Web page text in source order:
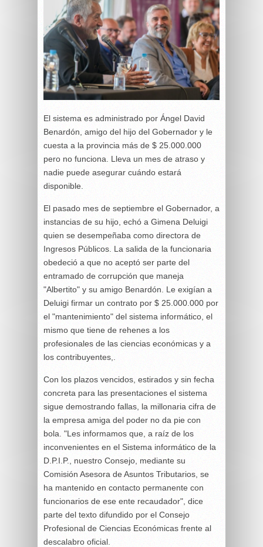
El sistema es administrado por Ángel David
Benardón, amigo del hijo del Gobernador y le
cuesta a la provincia más de $ 25.000.000
pero no funciona. Lleva un mes de atraso y
nadie puede asegurar cuándo estará
disponible.
El pasado mes de septiembre el Gobernador, a
instancias de su hijo, echó a Gimena Deluigi
quien se desempeñaba como directora de
Ingresos Públicos. La salida de la funcionaria
obedeció a que no aceptó ser parte del
entramado de corrupción que maneja
"Albertito" y su amigo Benardón. Le exigían a
Deluigi firmar un contrato por $ 25.000.000 por
el "mantenimiento" del sistema informático, el
mismo que tiene de rehenes a los
profesionales de las ciencias económicas y a
los contribuyentes,.
Con los plazos vencidos, estirados y sin fecha
concreta para las presentaciones el sistema
sigue demostrando fallas, la millonaria cifra de
la empresa amiga del poder no da pie con
bola. "Les informamos que, a raíz de los
inconvenientes en el Sistema informático de la
D.P.I.P., nuestro Consejo, mediante su
Comisión Asesora de Asuntos Tributarios, se
ha mantenido en contacto permanente con
funcionarios de ese ente recaudador", dice
parte del texto difundido por el Consejo
Profesional de Ciencias Económicas frente al
descalabro oficial.